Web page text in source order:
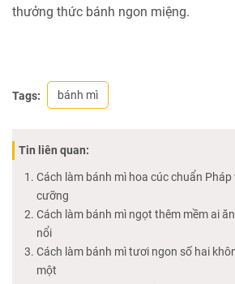
thưởng thức bánh ngon miệng.
Tags: bánh mì
Tin liên quan:
Cách làm bánh mì hoa cúc chuẩn
cưỡng
Cách làm bánh mì ngọt thêm mềm ai
nổi
Cách làm bánh mì tươi ngon số hai
một